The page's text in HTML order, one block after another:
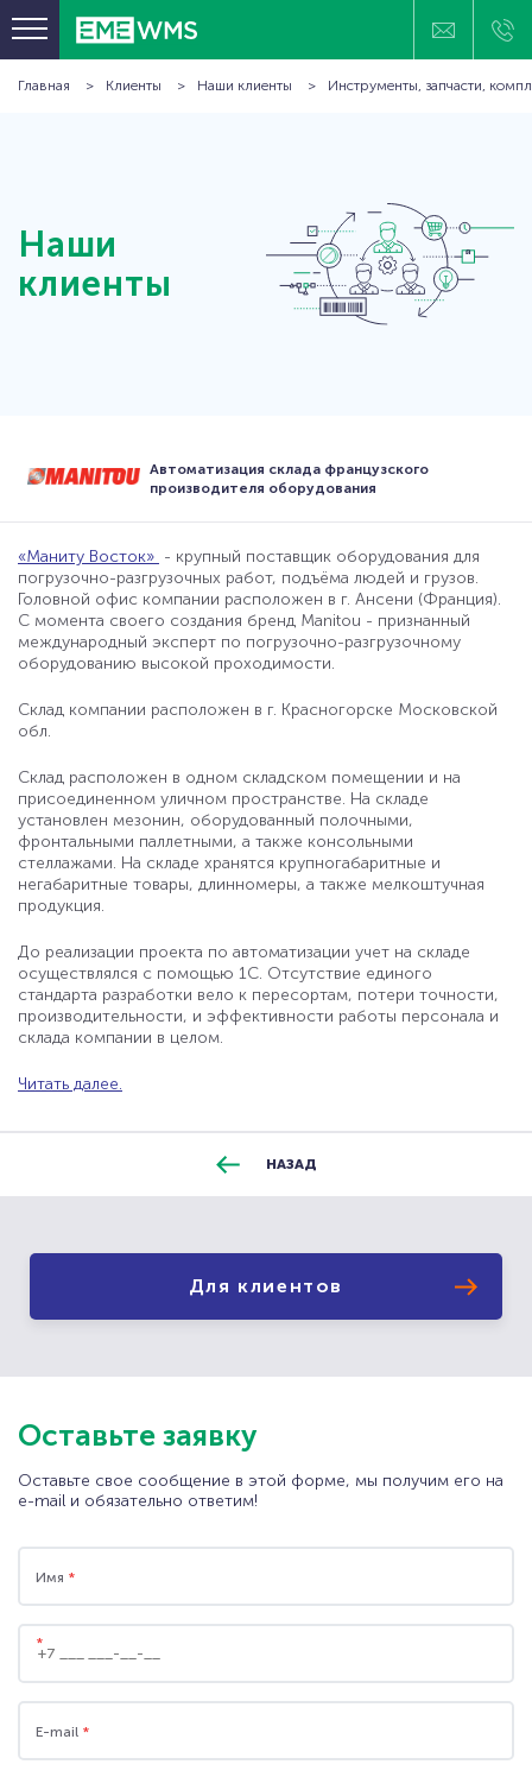
Главная Клиенты Наши клиенты Инструменты, запчасти,
Наши
клиенты
Автоматизация склада французского
производителя оборудования
«Маниту Восток» - крупный поставщик оборудования для
погрузочно-разгрузочных работ, подъёма людей и грузов.
Головной офис компании расположен в г. Ансени (Франция).
С момента своего создания бренд Manitou - признанный
международный эксперт по погрузочно-разгрузочному
оборудованию высокой проходимости.
Склад компании расположен в г. Красногорске Московской
обл.
Склад расположен в одном складском помещении и на
присоединенном уличном пространстве. На складе
установлен мезонин, оборудованный полочными,
фронтальными паллетными, а также консольными
стеллажами. На складе хранятся крупногабаритные и
негабаритные товары, длинномеры, а также мелкоштучная
продукция.
До реализации проекта по автоматизации учет на складе
осуществлялся с помощью 1С. Отсутствие единого
стандарта разработки вело к пересортам, потери точности,
производительности, и эффективности работы персонала и
склада компании в целом.
Читать далее.
НАЗАД
Для клиентов
Оставьте заявку
Оставьте свое сообщение в этой форме, мы получим его на
e-mail и обязательно ответим!
Имя *
*
E-mail *
ТЕХНОЛОГИИ И ОБОРУДОВАНИЕ
БАЗА ЗНАНИЙ
ООО "ЕМЕ" 107076, г. Москва, Колодезный пер.,
дом 2а. стр. 1, ИНН 7714279375
ООО "ЕМЕ" 107076, г. Москва, Колодезный пер.,
+7 (495) 109-09-79(Москва)
+7 (812) 209-06-07(Санкт-Петербург)